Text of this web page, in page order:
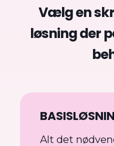
Vælg en
løsning der
Alt det